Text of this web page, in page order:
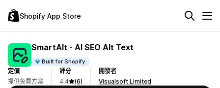
Shopify App Store
SmartAlt ‑ AI SEO Alt Text
Built for Shopify
定價
提供免費方案
評分
4.4
(6)
開發者
Visualsoft Limited